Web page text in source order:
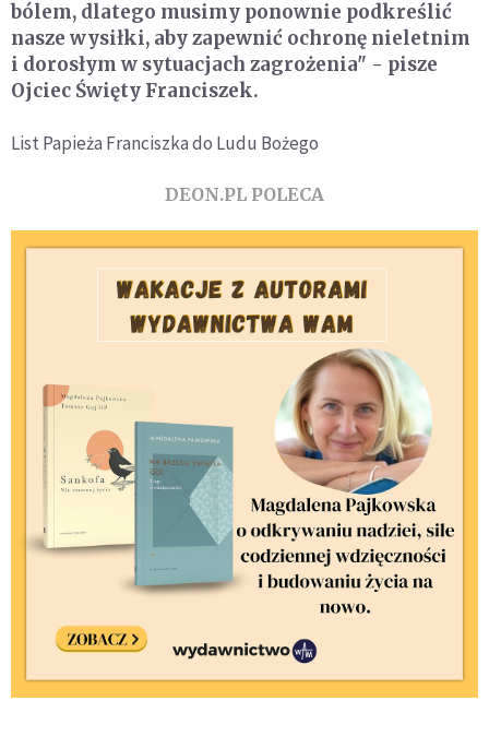
bólem, dlatego musimy ponownie podkreślić
nasze wysiłki, aby zapewnić ochronę nieletnim
i dorosłym w sytuacjach zagrożenia" - pisze
Ojciec Święty Franciszek.
List Papieża Franciszka do Ludu Bożego
DEON.PL POLECA